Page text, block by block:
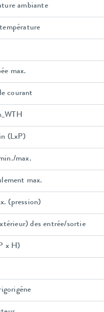
ambiante
max.
courant
(LxP)
max.
max.
(pression)
des entrée/sortie
x H)